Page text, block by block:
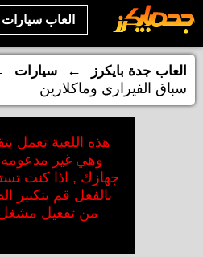
العاب سيارات
العاب جدة بايكرز ← سيارات
سباق الفيراري وماكلارين
هذه اللعبة تعمل
وهي غير مدعومه
جهازك , اذا كنت
بالفعل قم بتكبير
من تفعيل